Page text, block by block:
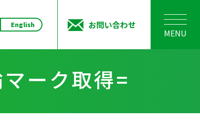
English お問い合わせ
MENU
ーク取得=